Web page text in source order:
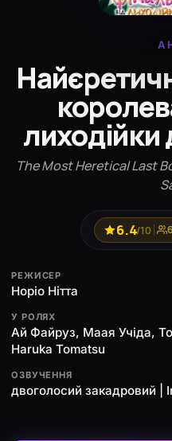
лиходійки
The Most Heretical Last
6.4/10
РЕЖИСЕР
Норіо Нітта
У РОЛЯХ
Ай Файруз, Маая Учіда,
Haruka Tomatsu
ОЗВУЧЕННЯ
двоголосий закадровий |